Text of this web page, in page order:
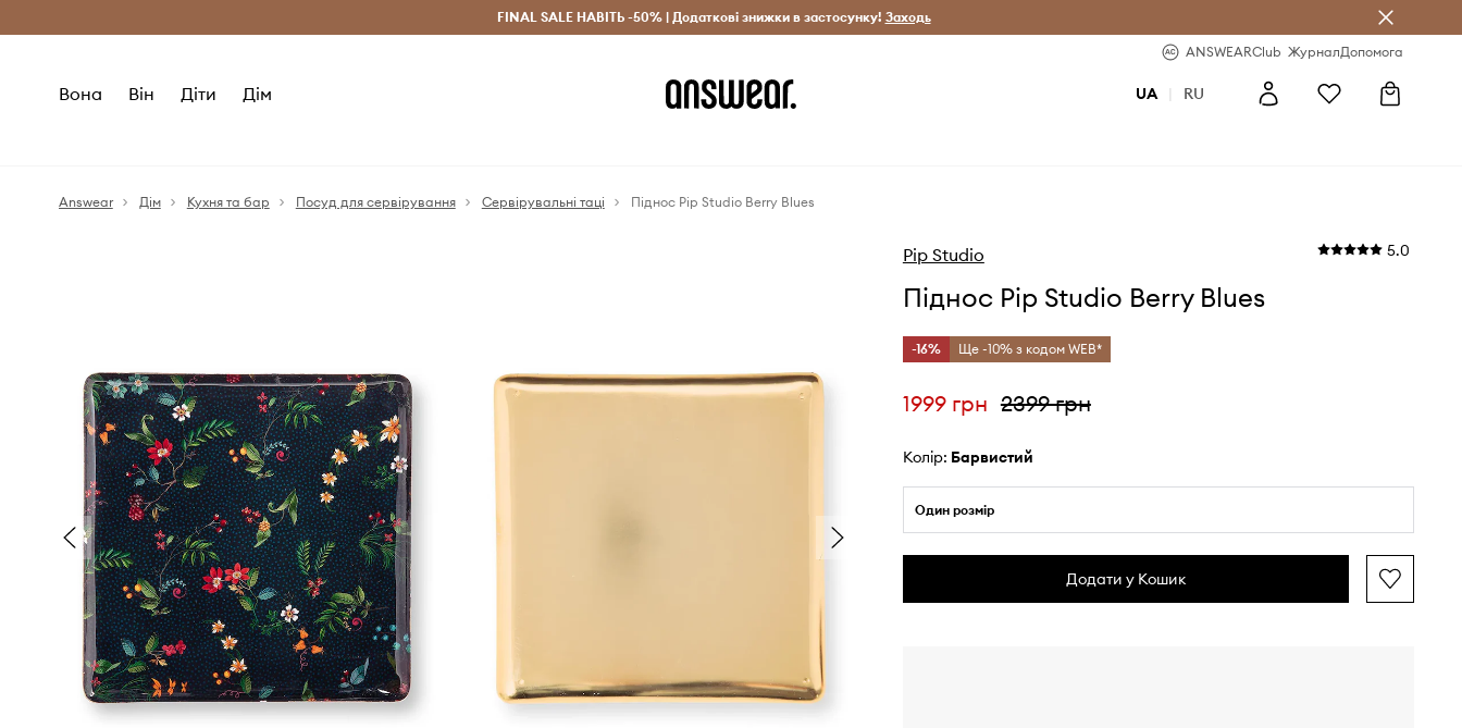
Безкоштовна доставка з ЄС (від 2800 грн) Лише оригінальні товари Заощаджуй з Answear Club
FINAL SALE НАВІТЬ -50% | Додаткові знижки в застосунку! Заходь
ANSWEARClub ЖурналДопомога
Вона Він Діти Дім UA | RU
Answear Дім Кухня та бар Посуд для сервірування Сервірувальні таці Піднос Pip Studio Berry Blues
Pip Studio 5.0
Піднос Pip Studio Berry Blues
-16% Ще -10% з кодом WEB*
1999 грн 2399 грн
Колір: барвистий
Один розмір
Додати у Кошик